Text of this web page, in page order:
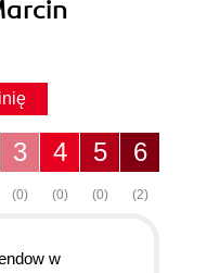
6
(2)
5
(0)
4
(0)
3
(0)
w